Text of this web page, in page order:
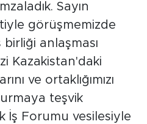
Sayın
görüşmemizde
anlaşması
Kazakistan'daki
ve ortaklığımızı
teşvik
İş Forumu vesilesiyle